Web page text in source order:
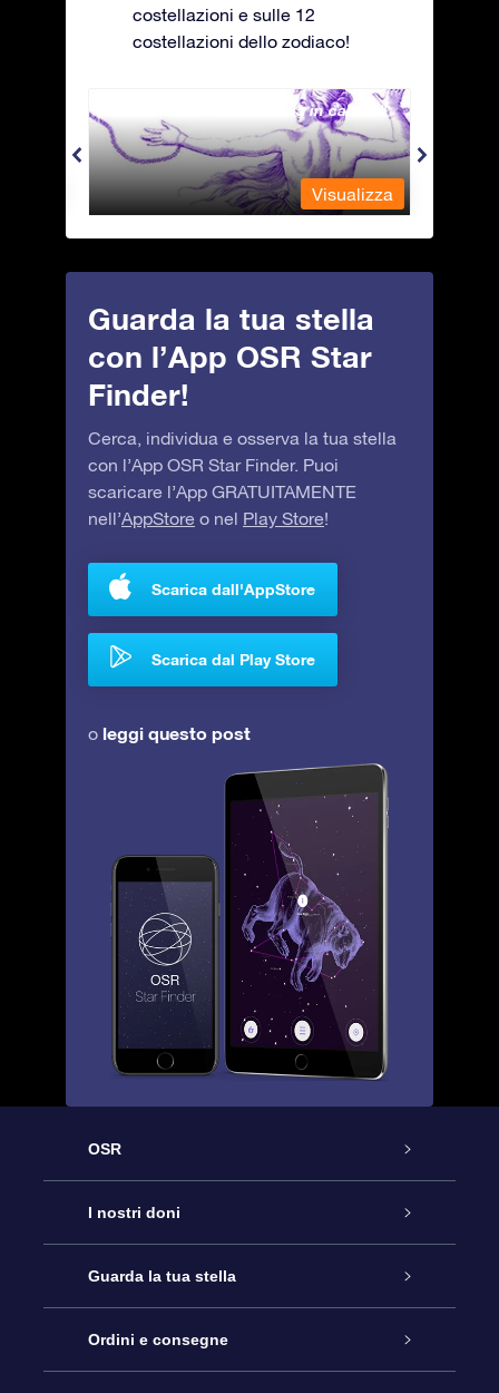
costellazioni e sulle 12
costellazioni dello zodiaco!
Andromeda - La fanciulla in catene
Visualizza
Guarda la tua stella
con l’App OSR Star
Finder!
Cerca, individua e osserva la tua stella
con l’App OSR Star Finder. Puoi
scaricare l’App GRATUITAMENTE
nell’AppStore o nel Play Store!
Scarica dall'AppStore
Scarica dal Play Store
o leggi questo post
OSR
Assistenza
Contattaci
Blog
I nostri doni
Online Star Gift
Pacchetto regalo OSR
Guarda la tua stella
Registro stellare
Ordini e consegne